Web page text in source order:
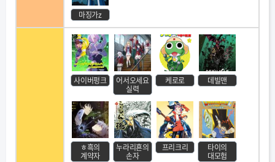
마징가z
사이버펑크 어서오세요
실력
케로로 데빌맨
ㅎ흑의
계약자
누라리횬의
손자
프리크리 타이의
대모험